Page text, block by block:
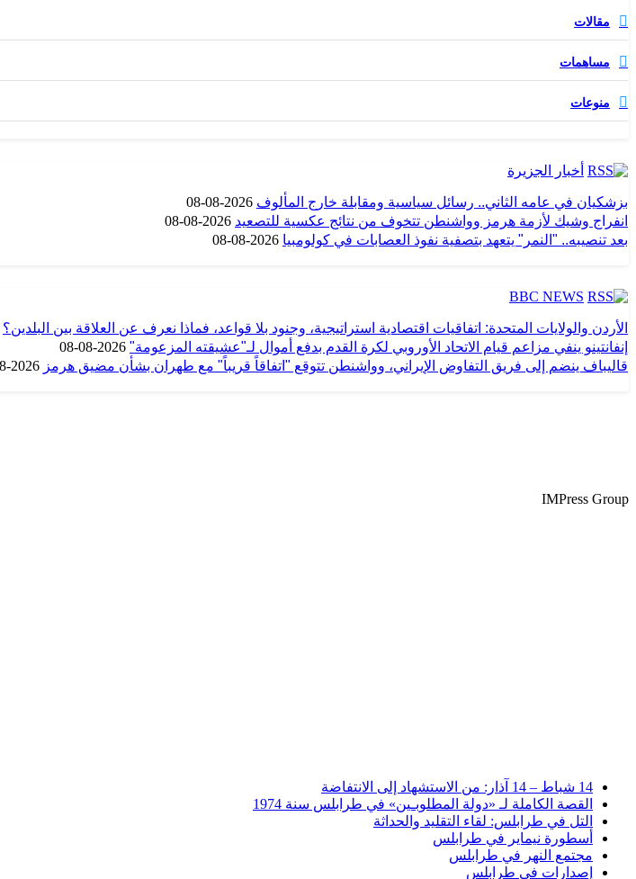
مقالات
مساهمات
منوعات
أخبار الجزيرة
بزشكيان في عامه الثاني.. رسائل سياسية ومقابلة خارج المألوف 2026-08-08
انفراج وشيك لأزمة هرمز وواشنطن تتخوف من نتائج عكسية للتصعيد 2026-08-08
بعد تنصيبه.. "النمر" يتعهد بتصفية نفوذ العصابات في كولومبيا 2026-08-08
BBC NEWS
الأردن والولايات المتحدة: اتفاقيات اقتصادية استراتيجية، وجنود بلا قواعد، فماذا نعرف عن العلاقة بين البلدين؟
إنفانتينو ينفي مزاعم قيام الاتحاد الأوروبي لكرة القدم بدفع أموال لـ"عشيقته المزعومة" 2026-08-08
قاليباف ينضم إلى فريق التفاوض الإيراني، وواشنطن تتوقع "اتفاقاً قريباً" مع طهران بشأن مضيق هرمز 2026-08-08
IMPress Group
14 شباط – 14 آذار: من الاستشهاد إلى الانتفاضة
القصة الكاملة لـ «دولة المطلوبـين» في طرابلس سنة 1974
التل في طرابلس: لقاء التقليد والحداثة
أسطورة نيماير في طرابلس
مجتمع النهر في طرابلس
إصدارات في طرابلس